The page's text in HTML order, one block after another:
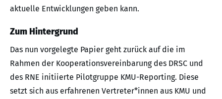
aktuelle Entwicklungen geben kann.
Zum Hintergrund
Das nun vorgelegte Papier geht zurück auf die im
Rahmen der Kooperationsvereinbarung des DRSC und
des RNE initiierte Pilotgruppe KMU-Reporting. Diese
setzt sich aus erfahrenen Vertreter*innen aus KMU und